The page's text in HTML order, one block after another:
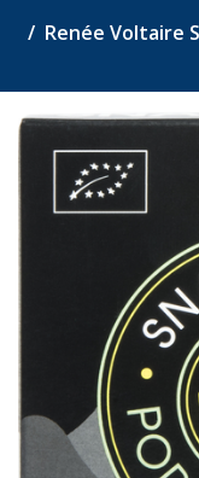
Renée Voltaire